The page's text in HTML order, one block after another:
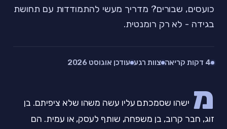
כועסים, שבורים? מדריך מעשי להתמודדות עם תחושת
בגידה - לא רק רומנטית.
4 דקות קריאה צוות רגע עודכן אוגוסט 2026
מ ישהו שסמכתם עליו עשה משהו שלא ציפיתם. בן
זוג, חבר קרוב, בן משפחה, שותף לעסק, או עמית. הם